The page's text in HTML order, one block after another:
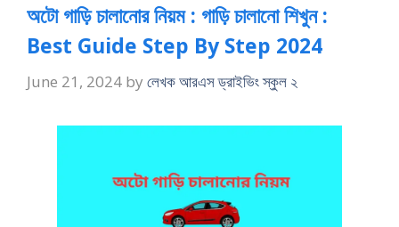
অটো গাড়ি চালানোর নিয়ম : গাড়ি চালানো শিখুন :
Best Guide Step By Step 2024
June 21, 2024 by লেখক আরএস ড্রাইভিং স্কুল ২